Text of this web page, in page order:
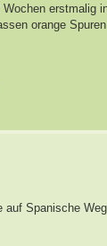
erstmalig
orange
Spanische